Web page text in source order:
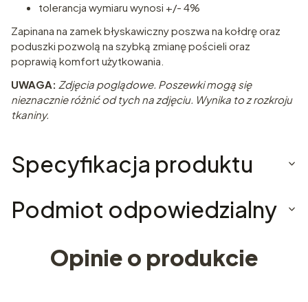
tolerancja wymiaru wynosi +/- 4%
Zapinana na zamek błyskawiczny poszwa na kołdrę oraz
poduszki pozwolą na szybką zmianę pościeli oraz
poprawią komfort użytkowania.
UWAGA: Zdjęcia poglądowe. Poszewki mogą się
nieznacznie różnić od tych na zdjęciu. Wynika to z rozkroju
tkaniny.
Specyfikacja produktu
Podmiot odpowiedzialny
Opinie o produkcie